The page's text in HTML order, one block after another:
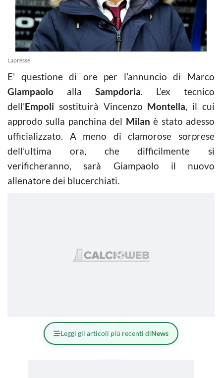
Lapresse
E’ questione di ore per l’annuncio di Marco
Giampaolo alla Sampdoria. L’ex tecnico
dell’Empoli sostituirà Vincenzo Montella, il cui
approdo sulla panchina del Milan è stato adesso
ufficializzato. A meno di clamorose sorprese
dell’ultima ora, che difficilmente si
verificheranno, sarà Giampaolo il nuovo
allenatore dei blucerchiati.
Leggi gli articoli più recenti diNews